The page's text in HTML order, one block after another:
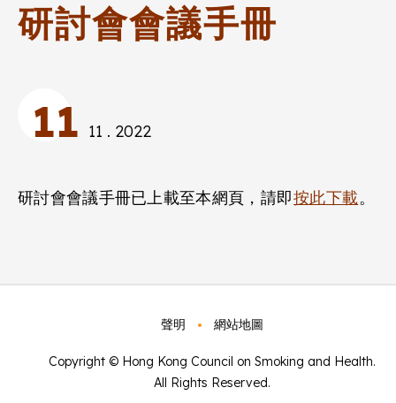
研討會會議手冊
11 11 . 2022
研討會會議手冊已上載至本網頁，請即按此下載。
聲明 網站地圖
Copyright © Hong Kong Council on Smoking and Health.
All Rights Reserved.